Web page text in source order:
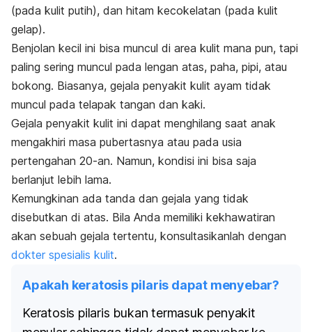
(pada kulit putih), dan hitam kecokelatan (pada kulit
gelap).
Benjolan kecil ini bisa muncul di area kulit mana pun, tapi
paling sering muncul pada lengan atas, paha, pipi, atau
bokong. Biasanya, gejala penyakit kulit ayam tidak
muncul pada telapak tangan dan kaki.
Gejala penyakit kulit ini dapat menghilang saat anak
mengakhiri masa pubertasnya atau pada usia
pertengahan 20-an. Namun, kondisi ini bisa saja
berlanjut lebih lama.
Kemungkinan ada tanda dan gejala yang tidak
disebutkan di atas. Bila Anda memiliki kekhawatiran
akan sebuah gejala tertentu, konsultasikanlah dengan
dokter spesialis kulit.
Apakah keratosis pilaris dapat menyebar?
Keratosis pilaris bukan termasuk penyakit